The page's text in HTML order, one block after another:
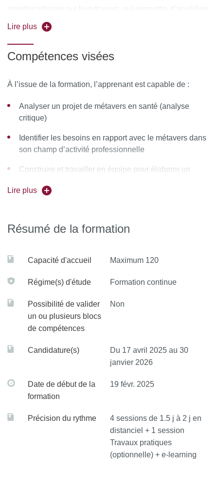
interdisciplinaire sur le métavers, qui permettra d’accélérer
les travaux de recherche et développement au sein de
Lire plus
Compétences visées
À l’issue de la formation, l’apprenant est capable de :
Analyser un projet de métavers en santé (analyse
critique)
Identifier les besoins en rapport avec le métavers dans
son champ d’activité professionnelle
Construire et travailler en équipe pour élaborer un
Lire plus
Résumé de la formation
Capacité d'accueil Maximum 120
Régime(s) d'étude Formation continue
Possibilité de valider
un ou plusieurs blocs
de compétences
Non
Candidature(s)
Du 17 avril 2025 au 30
janvier 2026
Date de début de la
formation
19 févr. 2025
Précision du rythme
4 sessions de 1.5 j à 2 j en
distanciel + 1 session
Travaux pratiques
(optionnelle) + e-learning